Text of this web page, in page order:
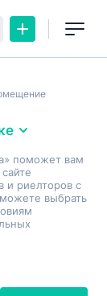
поможет вам
и риелторов с
выбрать